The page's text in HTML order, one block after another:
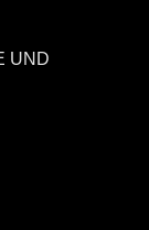
UND